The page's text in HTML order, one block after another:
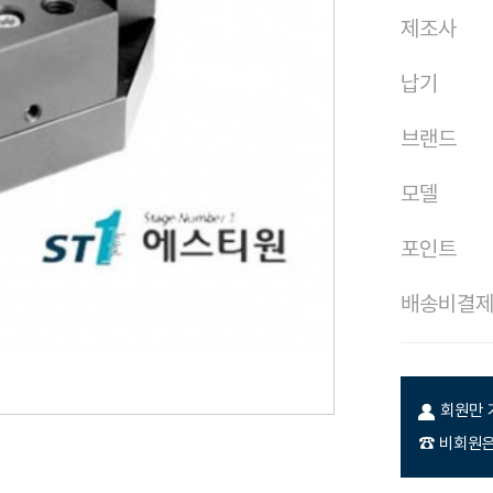
제조사
납기
브랜드
모델
포인트
배송비결제
회원만
☎ 비회원